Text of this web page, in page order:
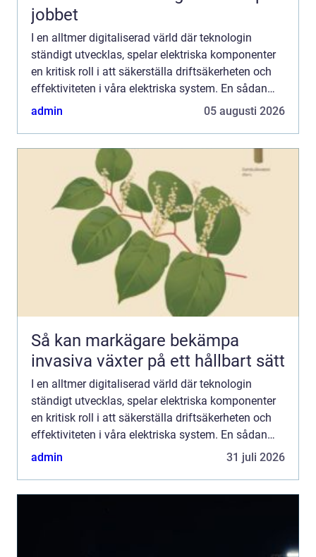
jobbet
I en alltmer digitaliserad värld där teknologin
ständigt utvecklas, spelar elektriska komponenter
en kritisk roll i att säkerställa driftsäkerheten och
effektiviteten i våra elektriska system. En sådan
centra...
admin 05 augusti 2026
Så kan markägare bekämpa
invasiva växter på ett hållbart sätt
I en alltmer digitaliserad värld där teknologin
ständigt utvecklas, spelar elektriska komponenter
en kritisk roll i att säkerställa driftsäkerheten och
effektiviteten i våra elektriska system. En sådan
centra...
admin 31 juli 2026